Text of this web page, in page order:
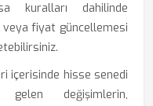
kuralları dahilinde
fiyat güncellemesi
içerisinde hisse senedi
gelen değişimlerin,